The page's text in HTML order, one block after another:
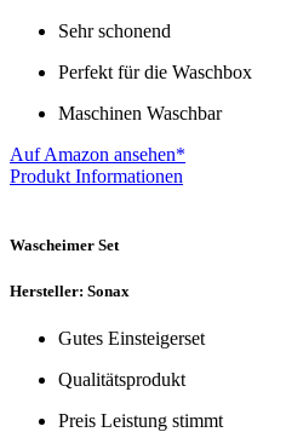
Sehr schonend
Perfekt für die Waschbox
Maschinen Waschbar
Auf Amazon ansehen*
Produkt Informationen
Wascheimer Set
Hersteller: Sonax
Gutes Einsteigerset
Qualitätsprodukt
Preis Leistung stimmt